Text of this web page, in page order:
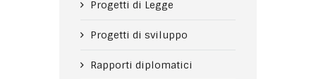
Progetti di Legge
Progetti di sviluppo
Rapporti diplomatici